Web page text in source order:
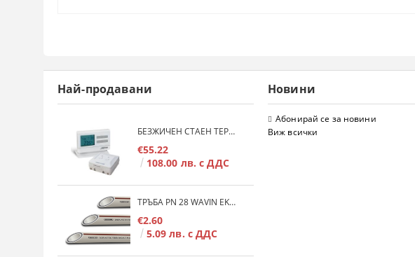
Най-продавани
БЕЗЖИЧЕН СТАЕН ТЕРМОСТАТ COMPUTHERM Q7RF
€55.22
108.00 лв. с ДДС
ТРЪБА PN 28 WAVIN EKOPLASTIK FIBER BASALT PLUS - 3М/БР.
€2.60
5.09 лв. с ДДС
Новини
Абонирай се за новини
Виж всички